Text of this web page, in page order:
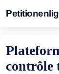
contrôle